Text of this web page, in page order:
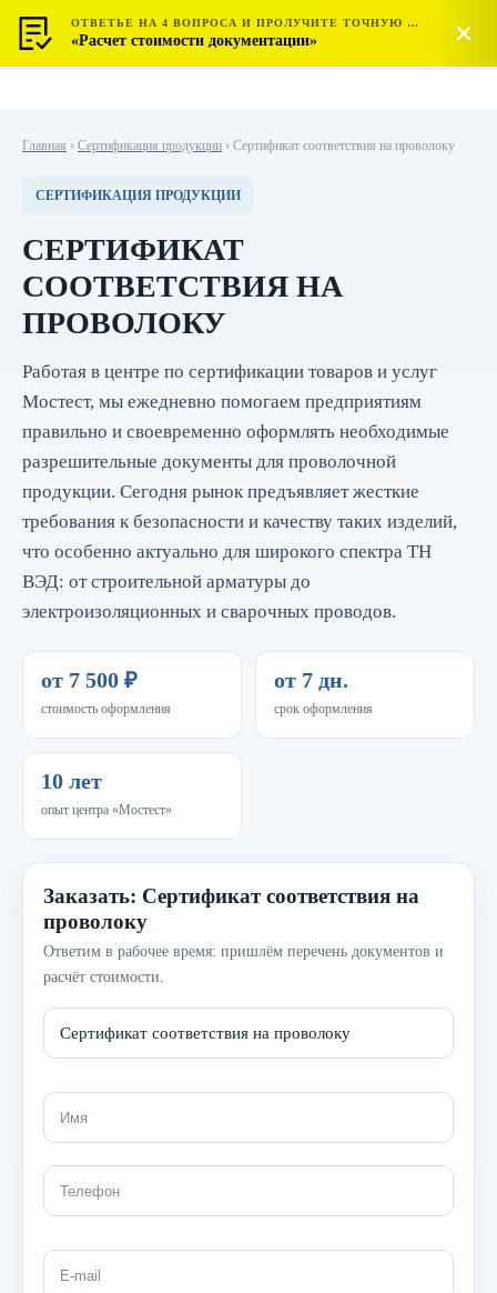
МОСТЕСТ
ЦЕНТР СЕРТИФИКАЦИИ
Главная › Сертификация продукции › Сертификат соответствия на проволоку
СЕРТИФИКАЦИЯ ПРОДУКЦИИ
СЕРТИФИКАТ
СООТВЕТСТВИЯ НА
ПРОВОЛОКУ
Работая в центре по сертификации товаров и услуг
Мостест, мы ежедневно помогаем предприятиям
правильно и своевременно оформлять необходимые
разрешительные документы для проволочной
продукции. Сегодня рынок предъявляет жесткие
требования к безопасности и качеству таких изделий,
что особенно актуально для широкого спектра ТН
ВЭД: от строительной арматуры до
электроизоляционных и сварочных проводов.
от 7 500 ₽
стоимость оформления
от 7 дн.
срок оформления
10 лет
опыт центра «Мостест»
Заказать: Сертификат соответствия на
проволоку
Ответим в рабочее время: пришлём перечень документов и
расчёт стоимости.
ОТВЕТЬЕ НА 4 ВОПРОСА И ПРОЛУЧИТЕ ТОЧНУЮ СТОИМОСТЬ
«Расчет стоимости документации»